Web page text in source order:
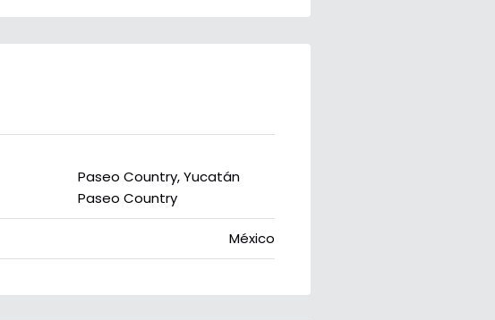
Paseo Country, Yucatán
Paseo Country
México